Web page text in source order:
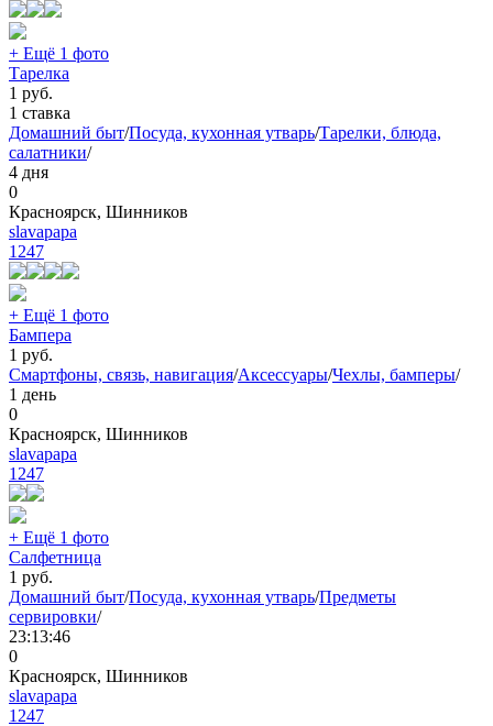
+ Ещё 1 фото
Тарелка
1 руб.
1 ставка
Домашний быт/Посуда, кухонная утварь/Тарелки, блюда,
салатники/
4 дня
0
Красноярск, Шинников
slavapapa
1247
+ Ещё 1 фото
Бампера
1 руб.
Смартфоны, связь, навигация/Аксессуары/Чехлы, бамперы/
1 день
0
Красноярск, Шинников
slavapapa
1247
+ Ещё 1 фото
Салфетница
1 руб.
Домашний быт/Посуда, кухонная утварь/Предметы
сервировки/
23:13:46
0
Красноярск, Шинников
slavapapa
1247